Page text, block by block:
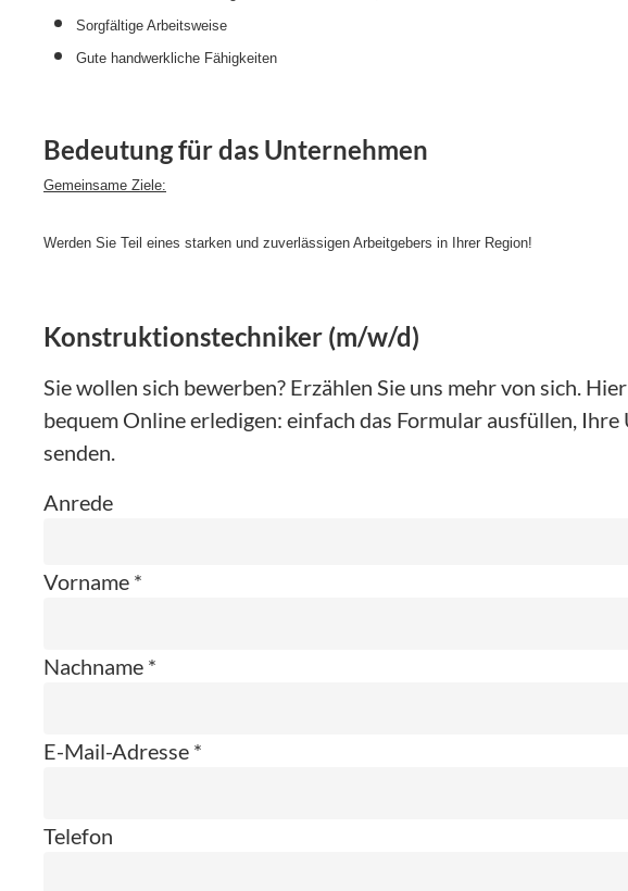
Sorgfältige Arbeitsweise
Gute handwerkliche Fähigkeiten
Bedeutung für das Unternehmen
Gemeinsame Ziele:
Werden Sie Teil eines starken und zuverlässigen Arbeitgebers in Ihrer Region!
Konstruktionstechniker (m/w/d)
Sie wollen sich bewerben? Erzählen Sie uns mehr von sich.
bequem Online erledigen: einfach das Formular ausfüllen,
senden.
Anrede
Vorname *
Nachname *
E-Mail-Adresse *
Telefon